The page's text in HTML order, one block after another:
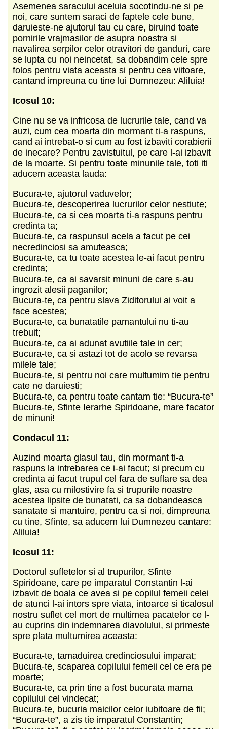
Asemenea saracului aceluia socotindu-ne si pe
noi, care suntem saraci de faptele cele bune,
daruieste-ne ajutorul tau cu care, biruind toate
pornirile vrajmasilor de asupra noastra si
navalirea serpilor celor otravitori de ganduri, care
se lupta cu noi neincetat, sa dobandim cele spre
folos pentru viata aceasta si pentru cea viitoare,
cantand impreuna cu tine lui Dumnezeu: Aliluia!
Icosul 10:
Cine nu se va infricosa de lucrurile tale, cand va
auzi, cum cea moarta din mormant ti-a raspuns,
cand ai intrebat-o si cum au fost izbaviti corabierii
de inecare? Pentru zavistuitul, pe care l-ai izbavit
de la moarte. Si pentru toate minunile tale, toti iti
aducem aceasta lauda:
Bucura-te, ajutorul vaduvelor;
Bucura-te, descoperirea lucrurilor celor nestiute;
Bucura-te, ca si cea moarta ti-a raspuns pentru
credinta ta;
Bucura-te, ca raspunsul acela a facut pe cei
necredinciosi sa amuteasca;
Bucura-te, ca tu toate acestea le-ai facut pentru
credinta;
Bucura-te, ca ai savarsit minuni de care s-au
ingrozit alesii paganilor;
Bucura-te, ca pentru slava Ziditorului ai voit a
face acestea;
Bucura-te, ca bunatatile pamantului nu ti-au
trebuit;
Bucura-te, ca ai adunat avutiile tale in cer;
Bucura-te, ca si astazi tot de acolo se revarsa
milele tale;
Bucura-te, si pentru noi care multumim tie pentru
cate ne daruiesti;
Bucura-te, ca pentru toate cantam tie: “Bucura-te”
Bucura-te, Sfinte Ierarhe Spiridoane, mare facator
de minuni!
Condacul 11:
Auzind moarta glasul tau, din mormant ti-a
raspuns la intrebarea ce i-ai facut; si precum cu
credinta ai facut trupul cel fara de suflare sa dea
glas, asa cu milostivire fa si trupurile noastre
acestea lipsite de bunatati, ca sa dobandeasca
sanatate si mantuire, pentru ca si noi, dimpreuna
cu tine, Sfinte, sa aducem lui Dumnezeu cantare:
Aliluia!
Icosul 11:
Doctorul sufletelor si al trupurilor, Sfinte
Spiridoane, care pe imparatul Constantin l-ai
izbavit de boala ce avea si pe copilul femeii celei
de atunci l-ai intors spre viata, intoarce si ticalosul
nostru suflet cel mort de multimea pacatelor ce l-
au cuprins din indemnarea diavolului, si primeste
spre plata multumirea aceasta:
Bucura-te, tamaduirea credinciosului imparat;
Bucura-te, scaparea copilului femeii cel ce era pe
moarte;
Bucura-te, ca prin tine a fost bucurata mama
copilului cel vindecat;
Bucura-te, bucuria maicilor celor iubitoare de fii;
“Bucura-te”, a zis tie imparatul Constantin;